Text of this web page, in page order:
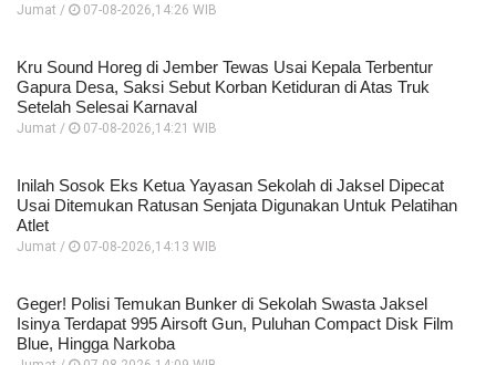
Jumat / 07-08-2026,14:26 WIB
Kru Sound Horeg di Jember Tewas Usai Kepala Terbentur
Gapura Desa, Saksi Sebut Korban Ketiduran di Atas Truk
Setelah Selesai Karnaval
Jumat / 07-08-2026,14:21 WIB
Inilah Sosok Eks Ketua Yayasan Sekolah di Jaksel Dipecat
Usai Ditemukan Ratusan Senjata Digunakan Untuk Pelatihan
Atlet
Jumat / 07-08-2026,14:13 WIB
Geger! Polisi Temukan Bunker di Sekolah Swasta Jaksel
Isinya Terdapat 995 Airsoft Gun, Puluhan Compact Disk Film
Blue, Hingga Narkoba